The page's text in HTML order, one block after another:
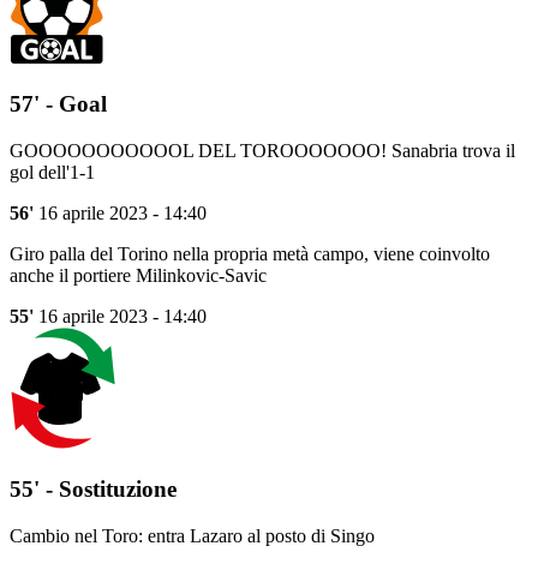
57' - Goal
GOOOOOOOOOOOL DEL TOROOOOOOO! Sanabria trova il
gol dell'1-1
56' 16 aprile 2023 - 14:40
Giro palla del Torino nella propria metà campo, viene coinvolto
anche il portiere Milinkovic-Savic
55' 16 aprile 2023 - 14:40
55' - Sostituzione
Cambio nel Toro: entra Lazaro al posto di Singo